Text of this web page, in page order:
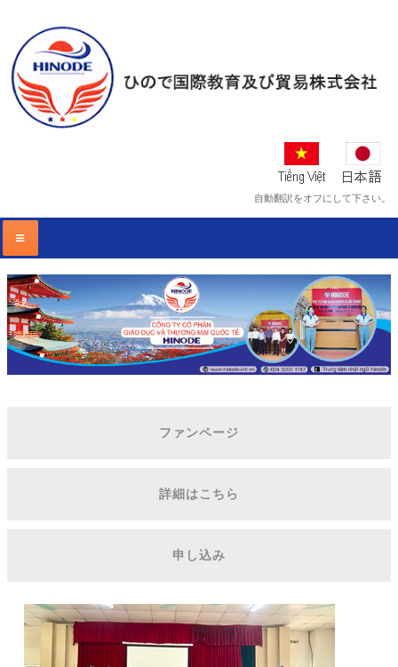
自動翻訳をオフにして下さい。
ファンページ
詳細はこちら
申し込み